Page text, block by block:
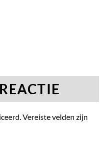
Vereiste velden zijn